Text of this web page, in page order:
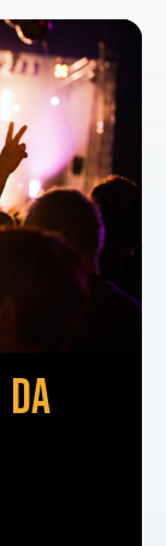
DA